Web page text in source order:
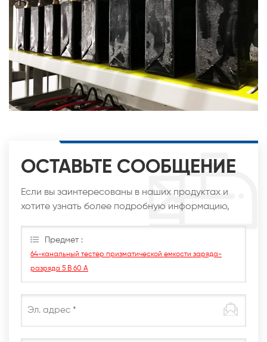
ОСТАВЬТЕ СООБЩЕНИЕ
Если вы заинтересованы в наших продуктах и
хотите узнать более подробную информацию,
только сможем.
Предмет :
64-канальный тестер призматической емкости заряда-
разряда 5 В 60 А